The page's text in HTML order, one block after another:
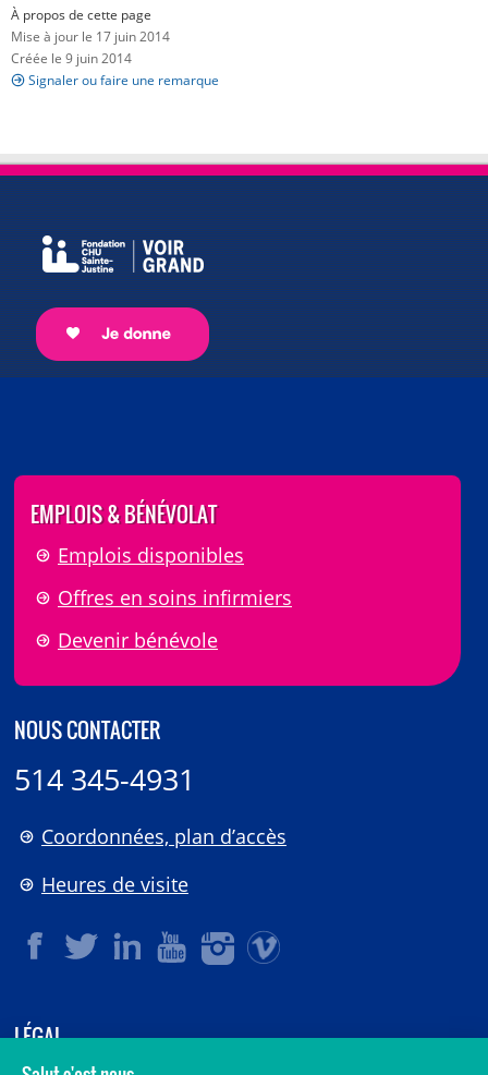
À propos de cette page
Mise à jour le 17 juin 2014
Créée le 9 juin 2014
Signaler ou faire une remarque
EMPLOIS & BÉNÉVOLAT
Emplois disponibles
Offres en soins infirmiers
Devenir bénévole
NOUS CONTACTER
514 345-4931
Coordonnées, plan d’accès
Heures de visite
LÉGAL